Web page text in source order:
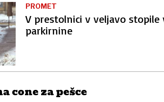
PROMET
V prestolnici v veljavo stopile
parkirnine
cone za pešce